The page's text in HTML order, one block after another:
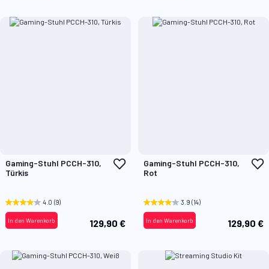
Gaming-Stuhl PCCH-310,
Türkis
Zur
Wunschliste
4.0 (9)
129,90 €
In den Warenkorb
Gaming-Stuhl PCCH-310,
Rot
3.9 (14)
129,90 €
In den Warenkorb